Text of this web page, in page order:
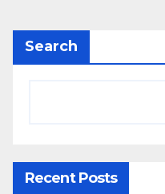
Search
Recent Posts